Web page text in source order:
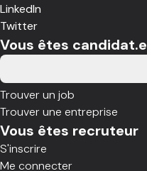
LinkedIn
Twitter
Vous êtes candidat.e
Trouver un job
Trouver une entreprise
Vous êtes recruteur
S'inscrire
Me connecter